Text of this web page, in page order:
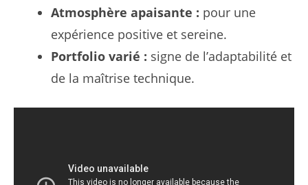
Atmosphère apaisante : pour une
expérience positive et sereine.
Portfolio varié : signe de l’adaptabilité et
de la maîtrise technique.